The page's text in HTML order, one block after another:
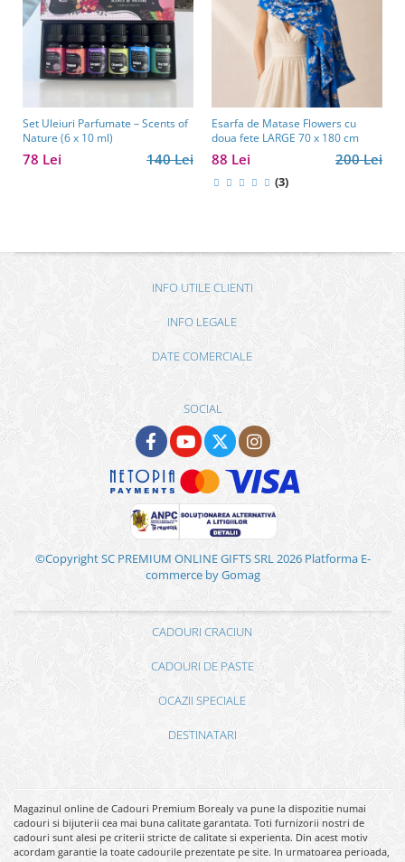
Set Uleiuri Parfumate – Scents of
Nature (6 x 10 ml)
140 Lei
78 Lei
Esarfa de Matase Flowers cu
doua fete LARGE 70 x 180 cm
200 Lei
88 Lei
(3)
INFO UTILE CLIENTI
INFO LEGALE
DATE COMERCIALE
SOCIAL
©Copyright SC PREMIUM ONLINE GIFTS SRL 2026 Platforma E-
commerce by Gomag
CADOURI CRACIUN
CADOURI DE PASTE
OCAZII SPECIALE
DESTINATARI
Magazinul online de Cadouri Premium Borealy va pune la dispozitie numai
cadouri si bijuterii cea mai buna calitate garantata. Toti furnizorii nostri de
cadouri sunt alesi pe criterii stricte de calitate si experienta. Din acest motiv
acordam garantie la toate cadourile prezentate pe site. In urmatoarea perioada,